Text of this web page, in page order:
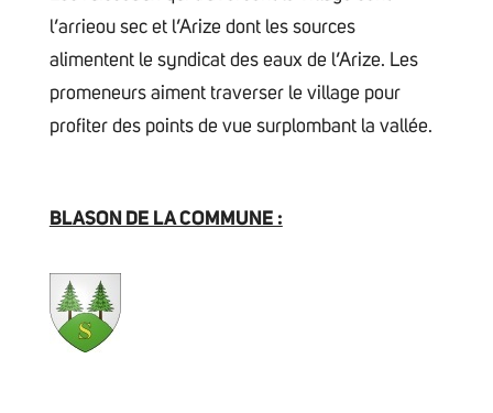
l’arrieou sec et l’Arize dont les sources
alimentent le syndicat des eaux de l’Arize. Les
promeneurs aiment traverser le village pour
profiter des points de vue surplombant la vallée.
BLASON DE LA COMMUNE :